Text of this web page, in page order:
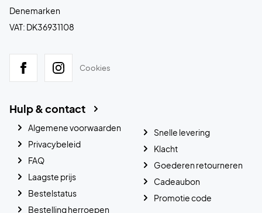
Denemarken
VAT: DK36931108
Cookies
Hulp & contact
Algemene voorwaarden
Privacybeleid
FAQ
Laagste prijs
Bestelstatus
Bestelling herroepen
Snelle levering
Klacht
Goederen retourneren
Cadeaubon
Promotie code